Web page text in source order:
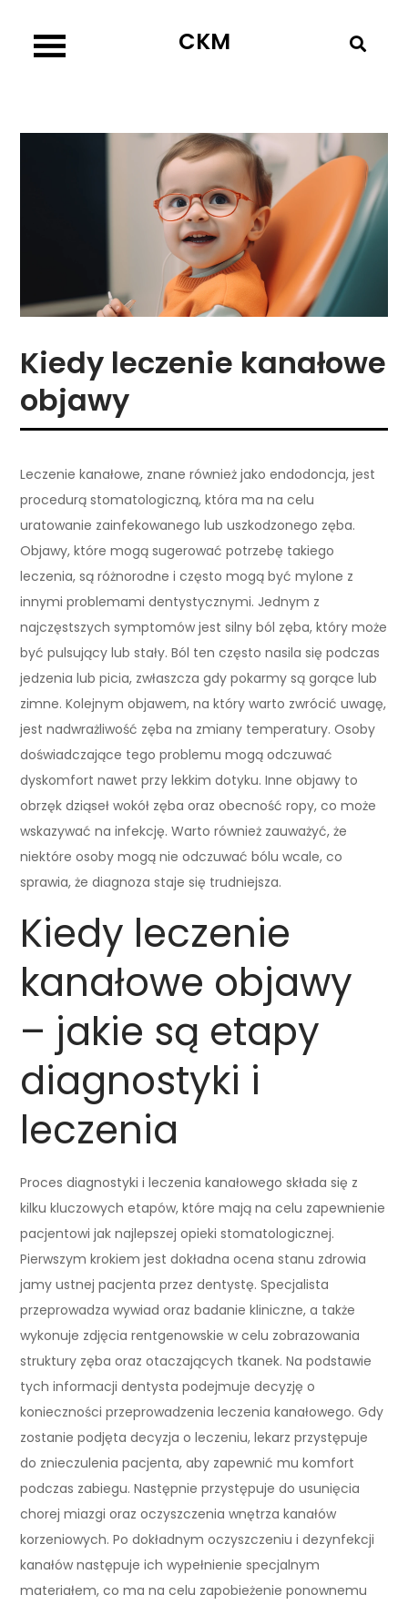
content
CKM
Kiedy leczenie kanałowe
objawy
Leczenie kanałowe, znane również jako endodoncja, jest
procedurą stomatologiczną, która ma na celu
uratowanie zainfekowanego lub uszkodzonego zęba.
Objawy, które mogą sugerować potrzebę takiego
leczenia, są różnorodne i często mogą być mylone z
innymi problemami dentystycznymi. Jednym z
najczęstszych symptomów jest silny ból zęba, który może
być pulsujący lub stały. Ból ten często nasila się podczas
jedzenia lub picia, zwłaszcza gdy pokarmy są gorące lub
zimne. Kolejnym objawem, na który warto zwrócić uwagę,
jest nadwrażliwość zęba na zmiany temperatury. Osoby
doświadczające tego problemu mogą odczuwać
dyskomfort nawet przy lekkim dotyku. Inne objawy to
obrzęk dziąseł wokół zęba oraz obecność ropy, co może
wskazywać na infekcję. Warto również zauważyć, że
niektóre osoby mogą nie odczuwać bólu wcale, co
sprawia, że diagnoza staje się trudniejsza.
Kiedy leczenie
kanałowe objawy
– jakie są etapy
diagnostyki i
leczenia
Proces diagnostyki i leczenia kanałowego składa się z
kilku kluczowych etapów, które mają na celu zapewnienie
pacjentowi jak najlepszej opieki stomatologicznej.
Pierwszym krokiem jest dokładna ocena stanu zdrowia
jamy ustnej pacjenta przez dentystę. Specjalista
przeprowadza wywiad oraz badanie kliniczne, a także
wykonuje zdjęcia rentgenowskie w celu zobrazowania
struktury zęba oraz otaczających tkanek. Na podstawie
tych informacji dentysta podejmuje decyzję o
konieczności przeprowadzenia leczenia kanałowego. Gdy
zostanie podjęta decyzja o leczeniu, lekarz przystępuje
do znieczulenia pacjenta, aby zapewnić mu komfort
podczas zabiegu. Następnie przystępuje do usunięcia
chorej miazgi oraz oczyszczenia wnętrza kanałów
korzeniowych. Po dokładnym oczyszczeniu i dezynfekcji
kanałów następuje ich wypełnienie specjalnym
materiałem, co ma na celu zapobieżenie ponownemu